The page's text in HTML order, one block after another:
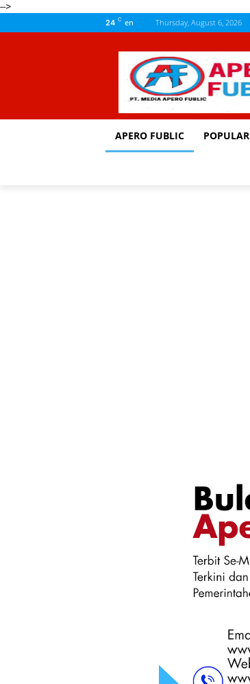
-->
24 C en Thursday, August 6, 2026
APERO FUBLIC POPULAR